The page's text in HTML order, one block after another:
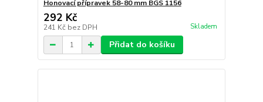
Honovací přípravek 58-80 mm BGS 1156
292 Kč
241 Kč bez DPH Skladem
Přidat do košíku